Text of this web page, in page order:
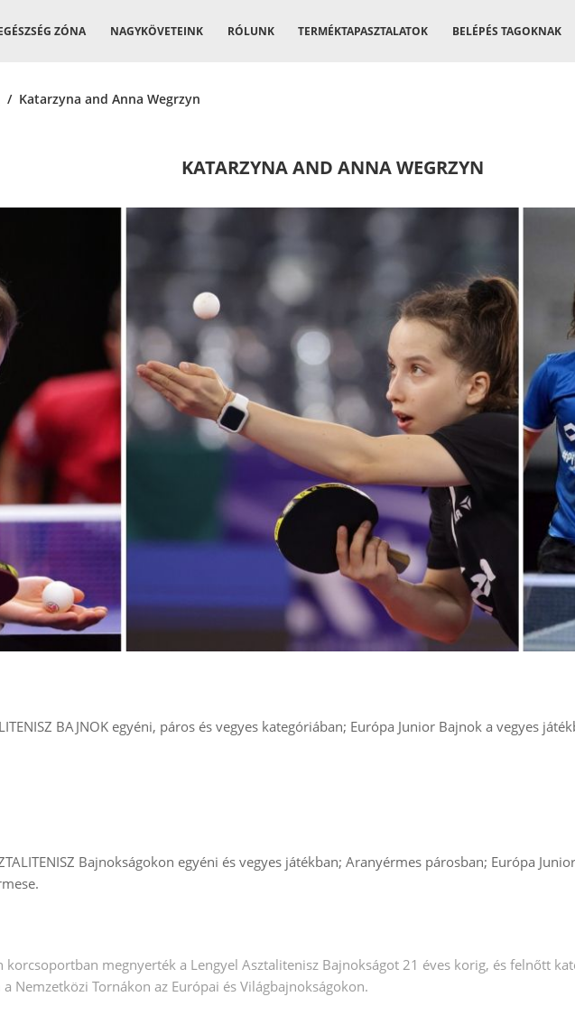
ZÓNA NAGYKÖVETEINK RÓLUNK TERMÉKTAPASZTALATOK BELÉPÉS TAGOKNAK
/ Katarzyna and Anna Wegrzyn
KATARZYNA AND ANNA WEGRZYN
BAJNOK egyéni, páros és vegyes kategóriában; Európa Junior Bajnok a vegyes
Bajnokságokon egyéni és vegyes játékban; Aranyérmes párosban; Európa
megnyerték a Lengyel Asztalitenisz Bajnokságot 21 éves korig, és felnőtt
Nemzetközi Tornákon az Európai és Világbajnokságokon.